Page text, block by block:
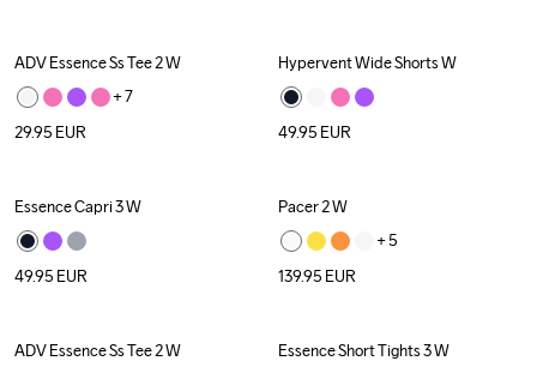
ADV Essence Ss Tee 2 W
+ 7
29.95 EUR
Hypervent Wide Shorts W
49.95 EUR
Essence Capri 3 W
49.95 EUR
Pacer 2 W
+ 5
139.95 EUR
ADV Essence Ss Tee 2 W
Essence Short Tights 3 W